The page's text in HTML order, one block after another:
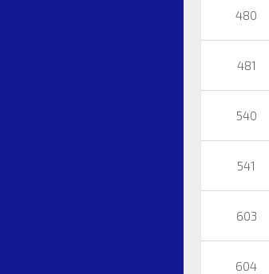
480
481
540
541
603
604